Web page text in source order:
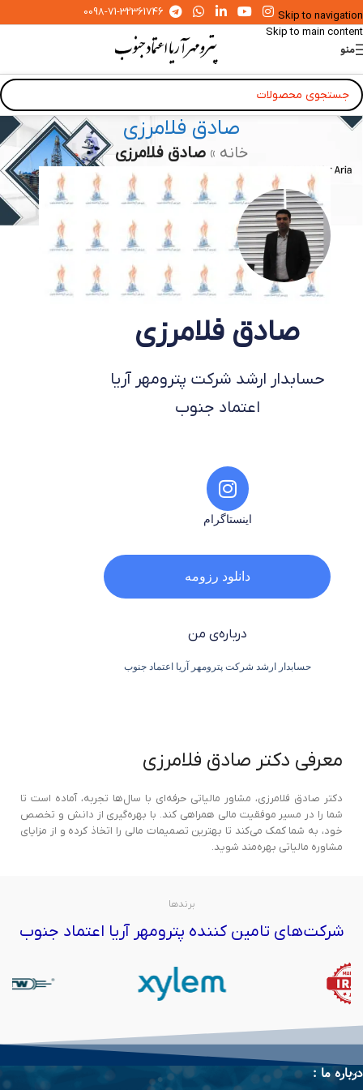
Skip to navigation
Skip to main content
0098-71-32361746
منو
صادق فلامرزی
خانه » صادق فلامرزی
صادق فلامرزی
حسابدار ارشد شرکت پترومهر آریا
اعتماد جنوب
اینستاگرام
دانلود رزومه
درباره‌ی من
حسابدار ارشد شرکت پترومهر آریا اعتماد جنوب
معرفی دکتر صادق فلامرزی
دکتر صادق فلامرزی، مشاور مالیاتی حرفه‌ای با سال‌ها تجربه، آماده است تا
شما را در مسیر موفقیت مالی همراهی کند. با بهره‌گیری از دانش و تخصص
خود، به شما کمک می‌کند تا بهترین تصمیمات مالی را اتخاذ کرده و از مزایای
مشاوره مالیاتی بهره‌مند شوید.
برندها
شرکت‌های تامین کننده پترومهر آریا اعتماد جنوب
درباره ما :